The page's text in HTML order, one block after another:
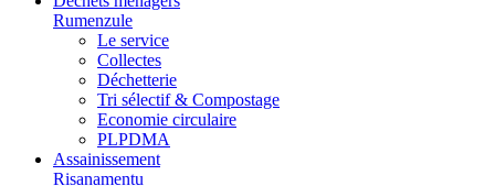
Rumenzule
Le service
Collectes
Déchetterie
Tri sélectif & Compostage
Economie circulaire
PLPDMA
Assainissement
Risanamentu